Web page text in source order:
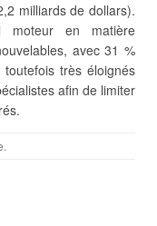
milliards de dollars).
moteur en matière
avec 31 %
très éloignés
afin de limiter
.